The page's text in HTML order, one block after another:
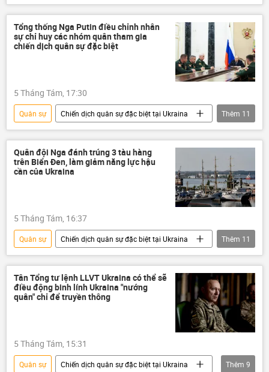
Nga
Ukraina
Quân đội Nga
Quân đội Ukraina
Bộ Quốc phòng Nga
xung đột quân sự
quân đội
NATO
Moskva
Châu Âu
Zaporozhye
HIMARS
Kharkov
Tổng thống Nga Putin điều chỉnh nhân
sự chỉ huy các nhóm quân tham gia
chiến dịch quân sự đặc biệt
5 Tháng Tám, 17:30
Quân sự
Chiến dịch quân sự đặc biệt tại Ukraina
Nga
Vladimir Putin
Quân đội Nga
Thế giới
quân đội
xung đột quân sự
Bộ Quốc phòng Nga
Thêm 11
Quân đội Nga đánh trúng 3 tàu hàng
trên Biển Đen, làm giảm năng lực hậu
cần của Ukraina
5 Tháng Tám, 16:37
Quân sự
Chiến dịch quân sự đặc biệt tại Ukraina
Nga
Ukraina
Thế giới
Bộ Quốc phòng Nga
Quân đội Nga
Quân đội Ukraina
quân đội
Thêm 11
Tân Tổng tư lệnh LLVT Ukraina có thể sẽ
điều động binh lính Ukraina "nướng
quân" chỉ để truyền thông
5 Tháng Tám, 15:31
Quân sự
Chiến dịch quân sự đặc biệt tại Ukraina
Thêm 9